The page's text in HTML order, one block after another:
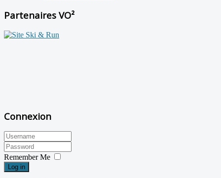
Partenaires VO²
Connexion
Remember Me
Log in